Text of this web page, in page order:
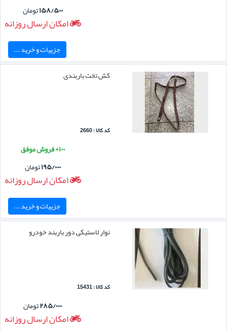
۱۵۸/۵۰۰تومان
امکان ارسال روزانه
جزییات و خرید ...
کش تخت باربندی
کد کالا : 2660
۱۰۰+ فروش موفق
۱۹۵/۰۰۰تومان
امکان ارسال روزانه
جزییات و خرید ...
نوار لاستیکی دور باربند خودرو
کد کالا : 15431
۲۸۵/۰۰۰تومان
امکان ارسال روزانه